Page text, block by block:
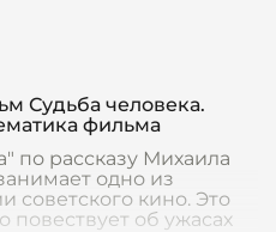
Судьба человека.
фильма
по рассказу Михаила
одно из
советского кино. Это
повествует об ужасах